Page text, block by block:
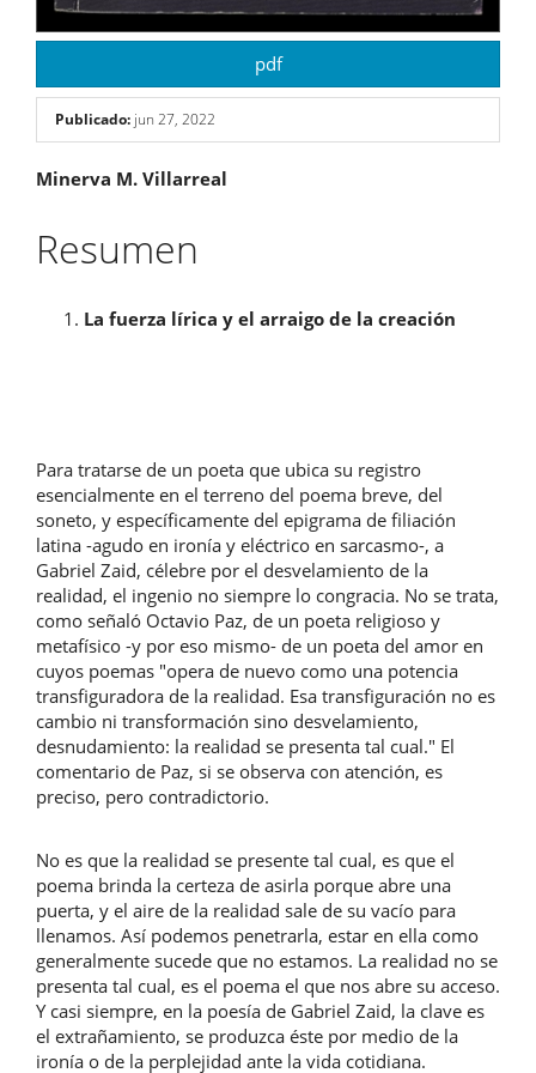
pdf
Publicado: jun 27, 2022
Contenido
principal
del
artículo
Minerva M. Villarreal
Resumen
La fuerza lírica y el arraigo de la creación
Para tratarse de un poeta que ubica su registro
esencialmente en el terreno del poema breve, del
soneto, y específicamente del epigrama de filiación
latina -agudo en ironía y eléctrico en sarcasmo-, a
Gabriel Zaid, célebre por el desvelamiento de la
realidad, el ingenio no siempre lo congracia. No se trata,
como señaló Octavio Paz, de un poeta religioso y
metafísico -y por eso mismo- de un poeta del amor en
cuyos poemas "opera de nuevo como una potencia
transfiguradora de la realidad. Esa transfiguración no es
cambio ni transformación sino desvelamiento,
desnudamiento: la realidad se presenta tal cual." El
comentario de Paz, si se observa con atención, es
preciso, pero contradictorio.
No es que la realidad se presente tal cual, es que el
poema brinda la certeza de asirla porque abre una
puerta, y el aire de la realidad sale de su vacío para
llenamos. Así podemos penetrarla, estar en ella como
generalmente sucede que no estamos. La realidad no se
presenta tal cual, es el poema el que nos abre su acceso.
Y casi siempre, en la poesía de Gabriel Zaid, la clave es
el extrañamiento, se produzca éste por medio de la
ironía o de la perplejidad ante la vida cotidiana.